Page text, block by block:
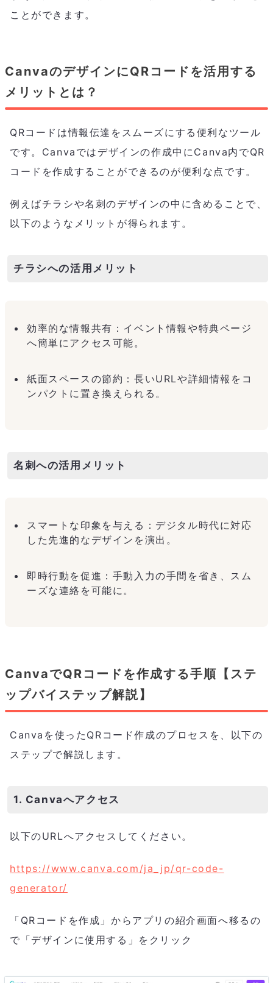
ことができます。
CanvaのデザインにQRコードを活用する
メリットとは？
QRコードは情報伝達をスムーズにする便利なツール
です。Canvaではデザインの作成中にCanva内でQR
コードを作成することができるのが便利な点です。
例えばチラシや名刺のデザインの中に含めることで、
以下のようなメリットが得られます。
チラシへの活用メリット
効率的な情報共有：イベント情報や特典ページ
へ簡単にアクセス可能。
紙面スペースの節約：長いURLや詳細情報をコ
ンパクトに置き換えられる。
名刺への活用メリット
スマートな印象を与える：デジタル時代に対応
した先進的なデザインを演出。
即時行動を促進：手動入力の手間を省き、スム
ーズな連絡を可能に。
CanvaでQRコードを作成する手順【ステ
ップバイステップ解説】
Canvaを使ったQRコード作成のプロセスを、以下の
ステップで解説します。
1. Canvaへアクセス
以下のURLへアクセスしてください。
https://www.canva.com/ja_jp/qr-code-
generator/
「QRコードを作成」からアプリの紹介画面へ移るの
で「デザインに使用する」をクリック